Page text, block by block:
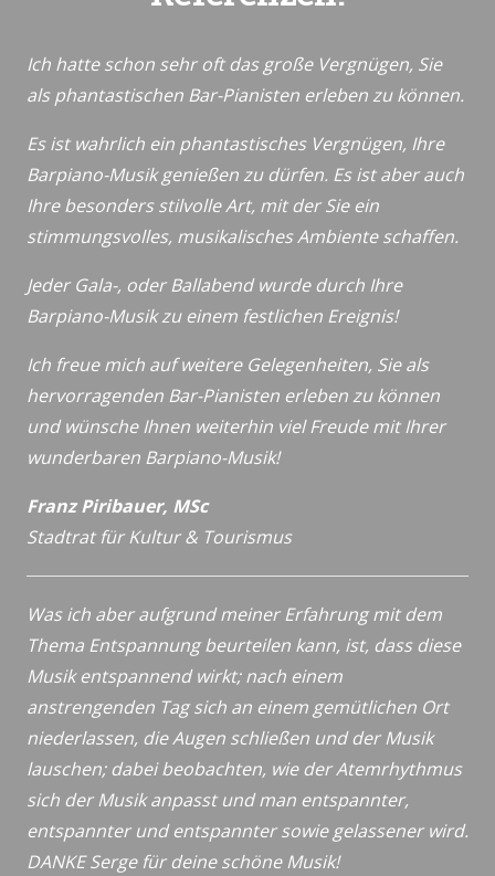
Ich hatte schon sehr oft das große Vergnügen, Sie
als phantastischen Bar-Pianisten erleben zu können.
Es ist wahrlich ein phantastisches Vergnügen, Ihre
Barpiano-Musik genießen zu dürfen. Es ist aber auch
Ihre besonders stilvolle Art, mit der Sie ein
stimmungsvolles, musikalisches Ambiente schaffen.
Jeder Gala-, oder Ballabend wurde durch Ihre
Barpiano-Musik zu einem festlichen Ereignis!
Ich freue mich auf weitere Gelegenheiten, Sie als
hervorragenden Bar-Pianisten erleben zu können
und wünsche Ihnen weiterhin viel Freude mit Ihrer
wunderbaren Barpiano-Musik!
Franz Piribauer, MSc
Stadtrat für Kultur & Tourismus
Was ich aber aufgrund meiner Erfahrung mit dem
Thema Entspannung beurteilen kann, ist, dass diese
Musik entspannend wirkt; nach einem
anstrengenden Tag sich an einem gemütlichen Ort
niederlassen, die Augen schließen und der Musik
lauschen; dabei beobachten, wie der Atemrhythmus
sich der Musik anpasst und man entspannter,
entspannter und entspannter sowie gelassener wird.
DANKE Serge für deine schöne Musik!